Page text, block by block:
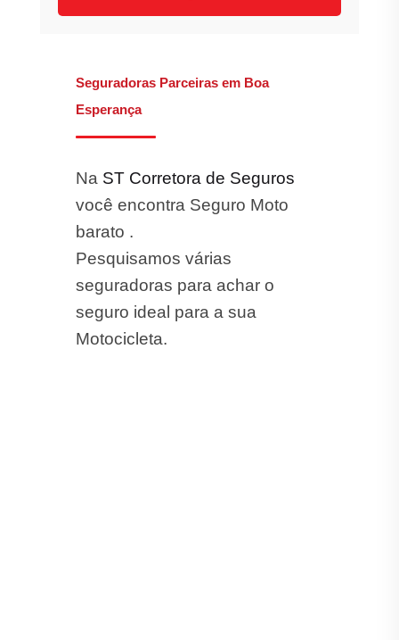
Seguradoras Parceiras em Boa
Esperança
Na ST Corretora de Seguros
você encontra Seguro Moto
barato .
Pesquisamos várias
seguradoras para achar o
seguro ideal para a sua
Motocicleta.